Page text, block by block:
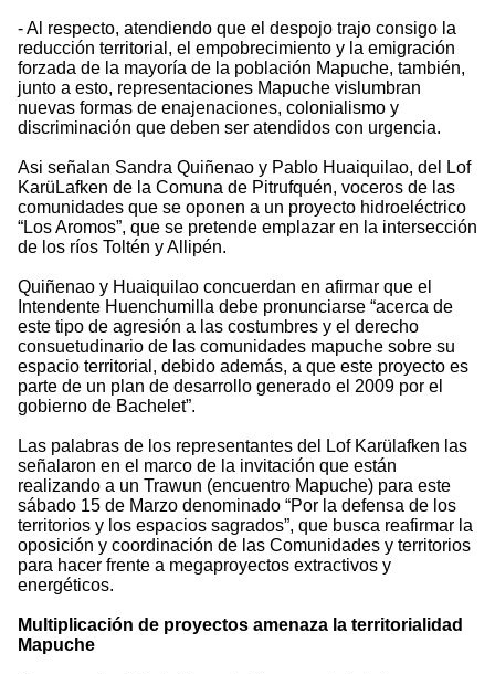
- Al respecto, atendiendo que el despojo trajo consigo la
reducción territorial, el empobrecimiento y la emigración
forzada de la mayoría de la población Mapuche, también,
junto a esto, representaciones Mapuche vislumbran
nuevas formas de enajenaciones, colonialismo y
discriminación que deben ser atendidos con urgencia.
Asi señalan Sandra Quiñenao y Pablo Huaiquilao, del Lof
KarüLafken de la Comuna de Pitrufquén, voceros de las
comunidades que se oponen a un proyecto hidroeléctrico
“Los Aromos”, que se pretende emplazar en la intersección
de los ríos Toltén y Allipén.
Quiñenao y Huaiquilao concuerdan en afirmar que el
Intendente Huenchumilla debe pronunciarse “acerca de
este tipo de agresión a las costumbres y el derecho
consuetudinario de las comunidades mapuche sobre su
espacio territorial, debido además, a que este proyecto es
parte de un plan de desarrollo generado el 2009 por el
gobierno de Bachelet”.
Las palabras de los representantes del Lof Karülafken las
señalaron en el marco de la invitación que están
realizando a un Trawun (encuentro Mapuche) para este
sábado 15 de Marzo denominado “Por la defensa de los
territorios y los espacios sagrados”, que busca reafirmar la
oposición y coordinación de las Comunidades y territorios
para hacer frente a megaproyectos extractivos y
energéticos.
Multiplicación de proyectos amenaza la territorialidad
Mapuche